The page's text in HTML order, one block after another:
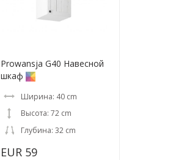
Prowansja G40 Навесной
шкаф
Ширина: 40 cm
Высота: 72 cm
Глубина: 32 cm
EUR 59